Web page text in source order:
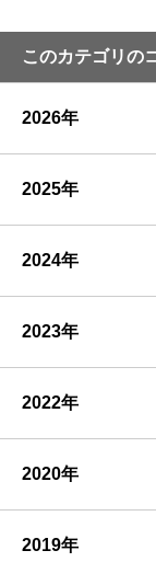
このカテゴリの
2026年
2025年
2024年
2023年
2022年
2020年
2019年